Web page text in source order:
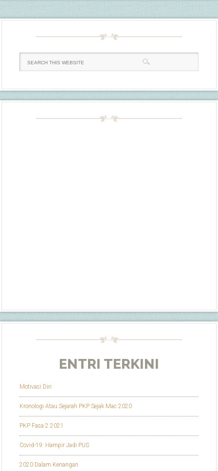
ENTRI TERKINI
Motivasi Diri
Kronologi Atau Sejarah PKP Sejak Mac 2020
PKP Fasa 2 2021
Covid-19: Hampir Jadi PUS
2020 Dalam Kenangan